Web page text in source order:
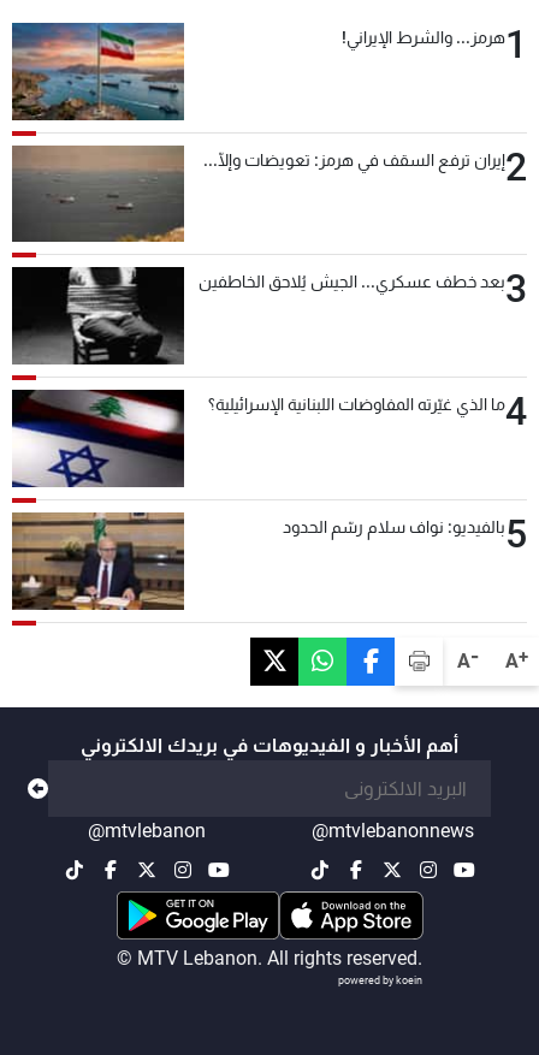
A+
A-
1هرمز... والشرط الإيراني!
2إيران ترفع السقف في هرمز: تعويضات وإلّا...
3بعد خطف عسكري... الجيش يُلاحق الخاطفين
4ما الذي غيّرته المفاوضات اللبنانية الإسرائيلية؟
5بالفيديو: نواف سلام رسّم الحدود
أهم الأخبار و الفيديوهات في بريدك الالكتروني
@mtvlebanonnews
@mtvlebanon
© MTV Lebanon. All rights reserved.
powered by koein